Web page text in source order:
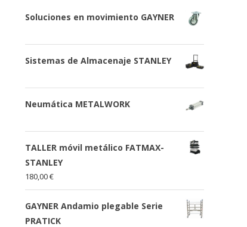
Soluciones en movimiento GAYNER
Sistemas de Almacenaje STANLEY
Neumática METALWORK
TALLER móvil metálico FATMAX-
STANLEY
180,00€
GAYNER Andamio plegable Serie
PRATICK